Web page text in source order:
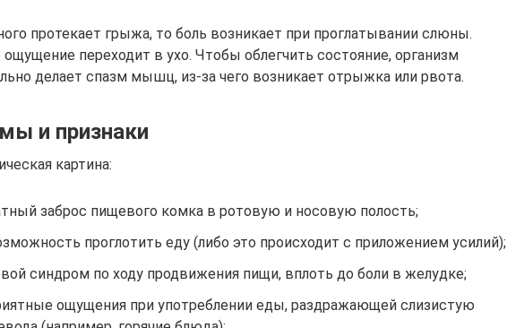
протекает грыжа, то боль возникает при проглатывании слюны.
ощущение переходит в ухо. Чтобы облегчить состояние, организм
делает спазм мышц, из-за чего возникает отрыжка или рвота.
и признаки
картина:
заброс пищевого комка в ротовую и носовую полость;
проглотить еду (либо это происходит с приложением усилий);
синдром по ходу продвижения пищи, вплоть до боли в желудке;
ощущения при употреблении еды, раздражающей слизистую